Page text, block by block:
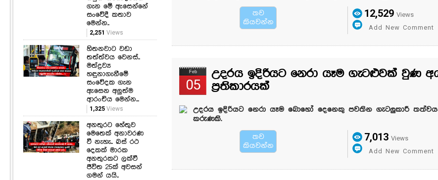
තව
කියවන්න
12,529 Views
Add New Comment
Feb
05
උදරය ඉදිරියට නෙරා යෑම ගැටළුවක් වුණ
ප්‍රතිකාරයක්
උදරය ඉදිරියට නෙරා යෑම බොහෝ දෙනෙකු පවතින ගැටලුකාරී
කරුණකි.
තව
කියවන්න
7,013 Views
Add New Comment
ගැන මේ ඇසෙන්නේ
සංවේදී කතාව
මෙන්න..
2,251 Views
හිතනවාට වඩා
තත්ත්වය වෙනස්..
මත්ද්‍රව්‍ය
හඳුනාගැනීමේ
සංවේදක ගැන
ඇසෙන අලුත්ම
ආරංචිය මෙන්න...
1,325Views
අනතුරට හේතුව
මෙතෙක් අනාවරණ
වී නැහැ.. බස් රථ
දෙකක් මාරක
අනතුරකට ලක්වී
ජීවිත 25ක් අවසන්
ගමන් යයි..